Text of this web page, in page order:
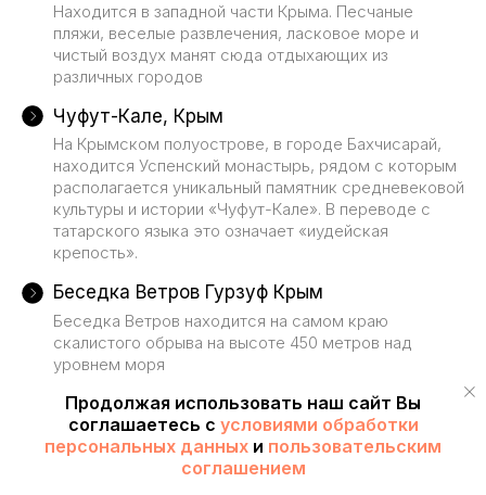
Находится в западной части Крыма. Песчаные
пляжи, веселые развлечения, ласковое море и
чистый воздух манят сюда отдыхающих из
различных городов
Чуфут-Кале, Крым
На Крымском полуострове, в городе Бахчисарай,
находится Успенский монастырь, рядом с которым
располагается уникальный памятник средневековой
культуры и истории «Чуфут-Кале». В переводе с
татарского языка это означает «иудейская
крепость».
Беседка Ветров Гурзуф Крым
Беседка Ветров находится на самом краю
скалистого обрыва на высоте 450 метров над
уровнем моря
Поляна Сказок Ялта, Крым
Поляна сказок — знаменитый парк-музей. Он
находится на окраине Ялты в поселке Виноградное
Продолжая использовать наш сайт Вы
соглашаетесь с условиями обработки
персональных данных и пользовательским
соглашением